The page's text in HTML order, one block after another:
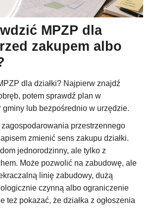
MPZP dla
zakupem albo
dla działki? Najpierw znajdź
potem sprawdź plan w
gminy lub bezpośrednio w urzędzie.
przestrzennego
zmienić sens zakupu działki.
jednorodzinny, ale tylko z
Może pozwolić na zabudowę, ale
linię zabudowy, dużą
czynną albo ograniczenie
też pokazać, że działka z ogłoszenia